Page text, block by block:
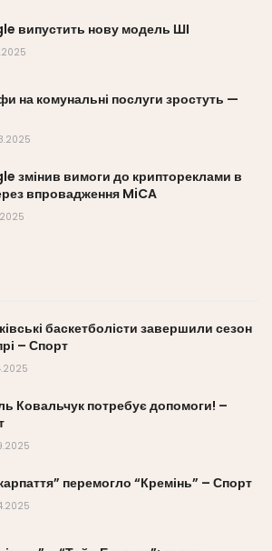
випустить нову модель ШІ
на комунальні послуги зростуть —
змінив вимоги до криптореклами в
впровадження MiCA
баскетболісти завершили сезон
– Спорт
Ковальчук потребує допомоги! –
перемогло “Кремінь” – Спорт